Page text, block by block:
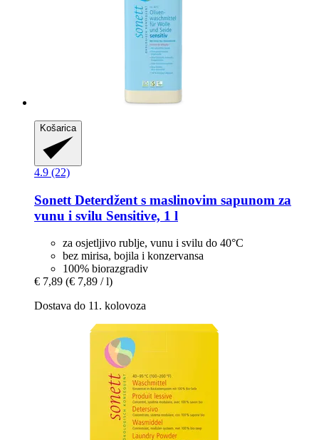
Košarica
4.9 (22)
Sonett Deterdžent s maslinovim sapunom za
vunu i svilu Sensitive, 1 l
za osjetljivo rublje, vunu i svilu do 40°C
bez mirisa, bojila i konzervansa
100% biorazgradiv
€ 7,89 (€ 7,89 / l)
Dostava do 11. kolovoza